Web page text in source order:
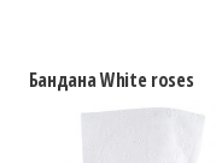
Бандана White roses